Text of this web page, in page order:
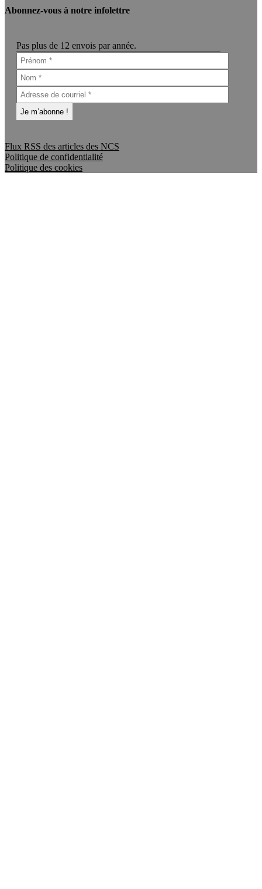
Abonnez-vous à notre infolettre
Pas plus de 12 envois par année.
Flux RSS des articles des NCS
Politique de confidentialité
Politique des cookies